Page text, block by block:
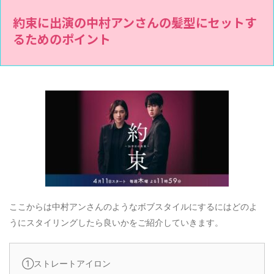
約束に出演の中村アンさんの髪型にセットす
るためのポイント
ここからは中村アンさんのようなボブスタイルにするにはどのよ
うにスタイリングしたら良いかをご紹介していきます。
①ストレートアイロン